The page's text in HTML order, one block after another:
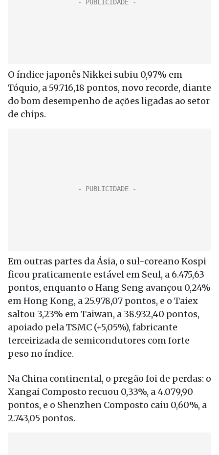
O índice japonês Nikkei subiu 0,97% em
Tóquio, a 59.716,18 pontos, novo recorde, diante
do bom desempenho de ações ligadas ao setor
de chips.
Em outras partes da Ásia, o sul-coreano Kospi
ficou praticamente estável em Seul, a 6.475,63
pontos, enquanto o Hang Seng avançou 0,24%
em Hong Kong, a 25.978,07 pontos, e o Taiex
saltou 3,23% em Taiwan, a 38.932,40 pontos,
apoiado pela TSMC (+5,05%), fabricante
terceirizada de semicondutores com forte
peso no índice.
Na China continental, o pregão foi de perdas: o
Xangai Composto recuou 0,33%, a 4.079,90
pontos, e o Shenzhen Composto caiu 0,60%, a
2.743,05 pontos.